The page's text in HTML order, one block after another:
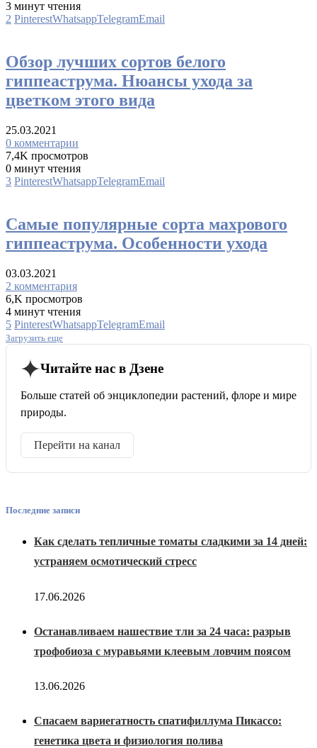
3 минут чтения
2 PinterestWhatsappTelegramEmail
Обзор лучших сортов белого
гиппеаструма. Нюансы ухода за
цветком этого вида
25.03.2021
0 комментарии
7,4K просмотров
0 минут чтения
3 PinterestWhatsappTelegramEmail
Самые популярные сорта махрового
гиппеаструма. Особенности ухода
03.03.2021
2 комментария
6,K просмотров
4 минут чтения
5 PinterestWhatsappTelegramEmail
Загрузить еще
Читайте нас в Дзене
Больше статей об энциклопедии растений, флоре и мире
природы.
Перейти на канал
Последние записи
Как сделать тепличные томаты сладкими за 14 дней:
устраняем осмотический стресс
17.06.2026
Останавливаем нашествие тли за 24 часа: разрыв
трофобиоза с муравьями клеевым ловчим поясом
13.06.2026
Спасаем вариегатность спатифиллума Пикассо:
генетика цвета и физиология полива